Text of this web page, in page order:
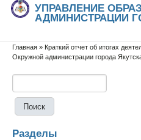
УПРАВЛЕНИЕ
АДМИНИСТРАЦИИ
Вы здесь
Главная » Краткий отчет об итогах
Окружной администрации города
Разделы